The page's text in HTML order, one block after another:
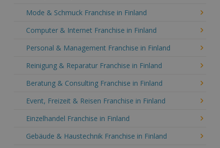
Mode & Schmuck Franchise in Finland
Computer & Internet Franchise in Finland
Personal & Management Franchise in Finland
Reinigung & Reparatur Franchise in Finland
Beratung & Consulting Franchise in Finland
Event, Freizeit & Reisen Franchise in Finland
Einzelhandel Franchise in Finland
Gebäude & Haustechnik Franchise in Finland